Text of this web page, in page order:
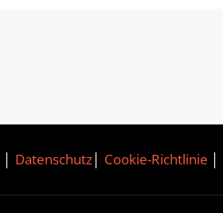
Datenschutz│ Cookie-Richtlinie